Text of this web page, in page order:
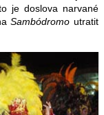
je doslova narvané
Sambódromo utratit